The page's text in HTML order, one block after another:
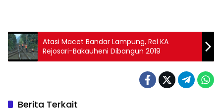
Atasi Macet Bandar Lampung, Rel KA
Rejosari-Bakauheni Dibangun 2019
Berita Terkait